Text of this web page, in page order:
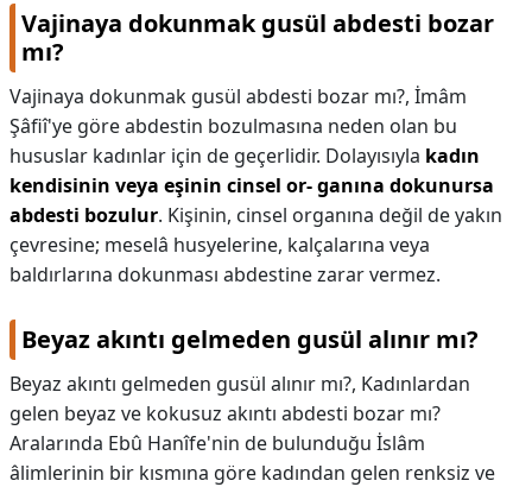
Vajinaya dokunmak gusül abdesti bozar
mı?
Vajinaya dokunmak gusül abdesti bozar mı?, İmâm
Şâfiî'ye göre abdestin bozulmasına neden olan bu
hususlar kadınlar için de geçerlidir. Dolayısıyla kadın
kendisinin veya eşinin cinsel or- ganına dokunursa
abdesti bozulur. Kişinin, cinsel organına değil de yakın
çevresine; meselâ husyelerine, kalçalarına veya
baldırlarına dokunması abdestine zarar vermez.
Beyaz akıntı gelmeden gusül alınır mı?
Beyaz akıntı gelmeden gusül alınır mı?, Kadınlardan
gelen beyaz ve kokusuz akıntı abdesti bozar mı?
Aralarında Ebû Hanîfe'nin de bulunduğu İslâm
âlimlerinin bir kısmına göre kadından gelen renksiz ve